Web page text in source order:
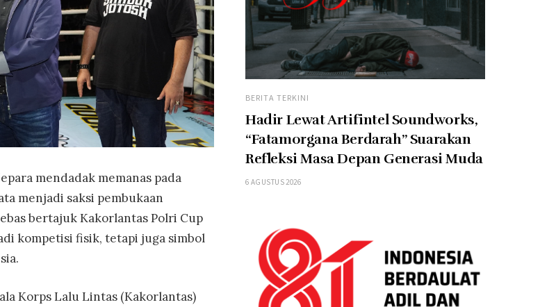
mendadak memanas pada
menjadi saksi pembukaan
bertajuk Kakorlantas Polri Cup
kompetisi fisik, tetapi juga simbol
Korps Lalu Lintas (Kakorlantas)
BERITA TERKINI
Hadir Lewat Artifintel Soundworks,
“Fatamorgana Berdarah” Suarakan
Refleksi Masa Depan Generasi Muda
6 AGUSTUS 2026